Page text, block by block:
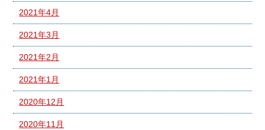
2021年4月
2021年3月
2021年2月
2021年1月
2020年12月
2020年11月